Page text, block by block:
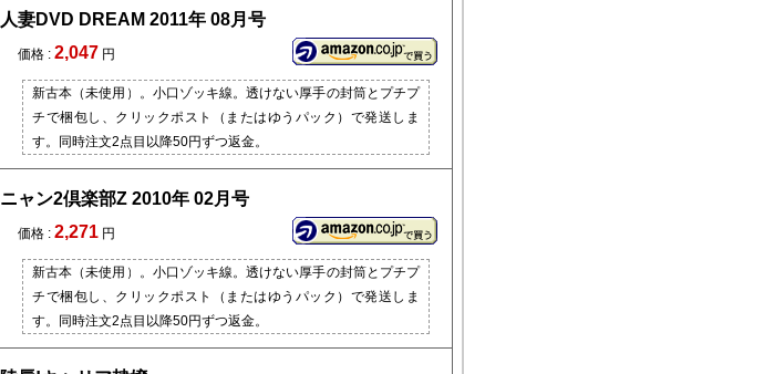
人妻DVD DREAM 2011年 08月号
価格 : 2,047 円
新古本（未使用）。小口ゾッキ線。透けない厚手の封筒とプチプ
チで梱包し、クリックポスト（またはゆうパック）で発送しま
す。同時注文2点目以降50円ずつ返金。
ニャン2倶楽部Z 2010年 02月号
価格 : 2,271 円
新古本（未使用）。小口ゾッキ線。透けない厚手の封筒とプチプ
チで梱包し、クリックポスト（またはゆうパック）で発送しま
す。同時注文2点目以降50円ずつ返金。